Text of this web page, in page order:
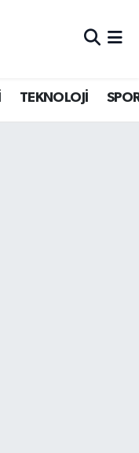
TEKNOLOJİ